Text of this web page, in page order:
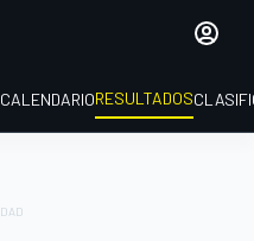
CALENDARIORESULTADOS